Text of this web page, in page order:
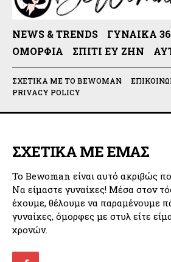
NEWS & TRENDS ΓΥΝΑΊΚΑ
ΟΜΟΡΦΙΆ
ΣΠΊΤΙ ΕΥ ΖΗΝ
ΣΧΕΤΙΚΆ ΜΕ ΤΟ BEWOMAN
PRIVACY POLICY
ΣΧΕΤΙΚΑ ΜΕ ΕΜΑΣ
Το Bewoman είναι αυτό ακριβώς
Να είμαστε γυναίκες! Μέσα στον
έχουμε, θέλουμε να παραμένουμε
γυναίκες, όμορφες με στυλ είτε
χρονών.